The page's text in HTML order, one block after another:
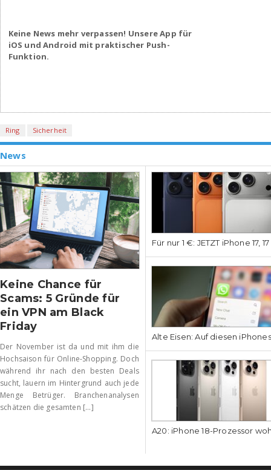
Keine News mehr verpassen! Unsere App für
iOS und Android mit praktischer Push-
Funktion.
Ring Sicherheit
News
Keine Chance für
Scams: 5 Gründe für
ein VPN am Black
Friday
Der November ist da und mit ihm die
Hochsaison für Online-Shopping. Doch
während ihr nach den besten Deals
sucht, lauern im Hintergrund auch jede
Menge Betrüger. Branchenanalysen
schätzen die gesamten [...]
Für nur 1 €: JETZT iPhone 17,
Alte Eisen: Auf diesen
A20: iPhone 18-Prozessor